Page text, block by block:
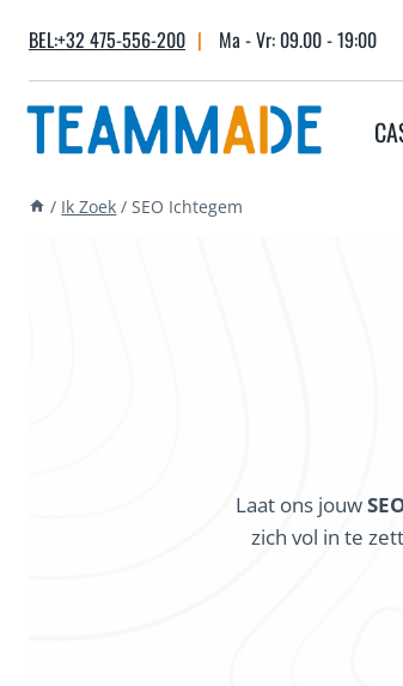
content
BEL:+32 475-556-200 | Ma - Vr: 09.00 - 19:00
/ Ik Zoek / SEO Ichtegem
Laat ons jouw
zich vol in te